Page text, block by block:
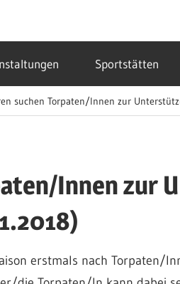
Sportstätten
suchen Torpaten/Innen zur
Innen zur
erstmals nach Torpaten/